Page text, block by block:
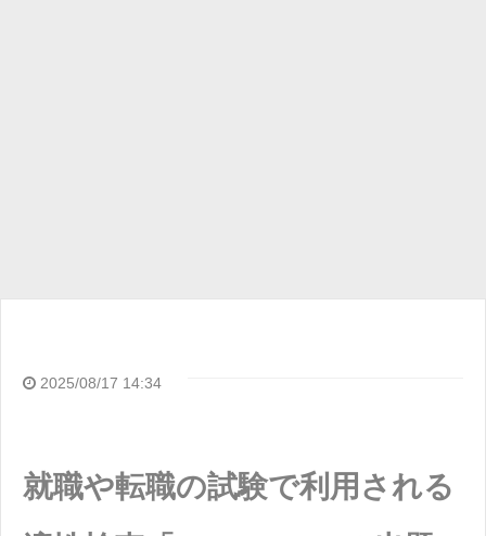
2025/08/17 14:34
就職や転職の試験で利用される